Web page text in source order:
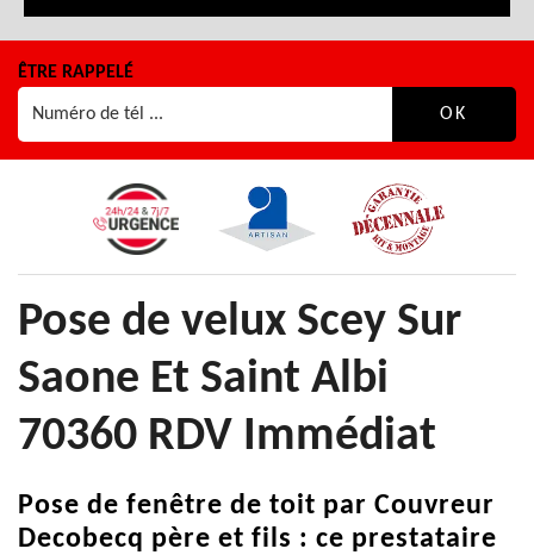
ÊTRE RAPPELÉ
Pose de velux Scey Sur
Saone Et Saint Albi
70360 RDV Immédiat
Pose de fenêtre de toit par Couvreur
Decobecq père et fils : ce prestataire